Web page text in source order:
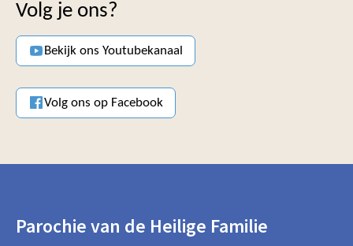
Volg je ons?
Bekijk ons Youtubekanaal
Volg ons op Facebook
Parochie van de Heilige Familie